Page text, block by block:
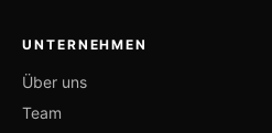
UNTERNEHMEN
Über uns
Team